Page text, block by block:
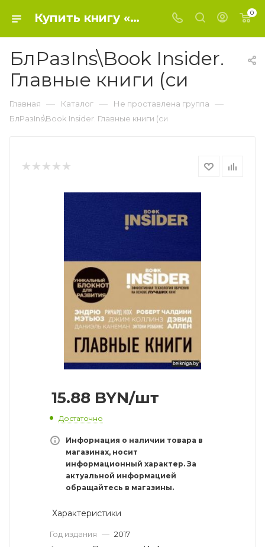
Купить книгу «БлРазIns\Book Insider. Главные книги (си» 2017, Пинтосевич И., Авето - Не проставлена группа 0
БлРазIns\Book Insider.
Главные книги (си
Главная — Каталог — Не проставлена группа —
БлРазIns\Book Insider. Главные книги (си
15.88 BYN/шт
Достаточно
Информация о наличии товара в
магазинах, носит
информационный характер. За
актуальной информацией
обращайтесь в магазины.
Характеристики
Год издания — 2017